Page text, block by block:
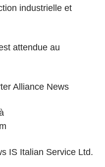
industrielle et
attendue au
Alliance News
IS Italian Service Ltd.